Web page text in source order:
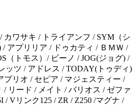
カワサキ / トライアンフ / SYM（シ
アプリリア / ドゥカティ / ＢＭＷ /
（トモス）/ ビーノ / JOG(ジョグ) /
ッツ / アドレス / TODAY(トゥディ)
プリオ / セピア / マジェスティー /
リード / メイト / バリオス / ゼファ
/ Vリンク125 / ZR / Z250 /マグナ /